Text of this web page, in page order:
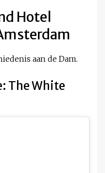
Hotel
aan de Dam.
The White